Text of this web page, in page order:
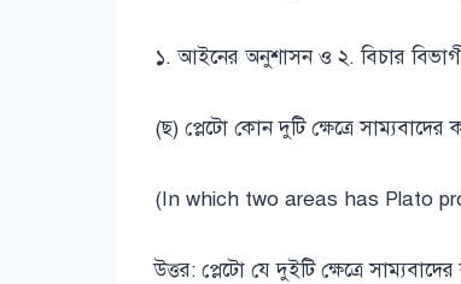
১. আইনের অনুশাসন ও ২. বিচার
(ছ) প্লেটো কোন দুটি ক্ষেত্রে সাম্যবাদের
(In which two areas has Plato
উত্তর: প্লেটো যে দুইটি ক্ষেত্রে